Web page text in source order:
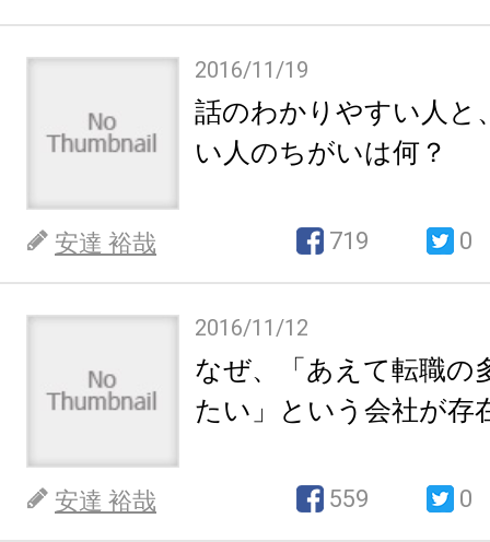
2016/11/19
話のわかりやすい人と
い人のちがいは何？
安達 裕哉 719 0
2016/11/12
なぜ、「あえて転職の
たい」という会社が存
安達 裕哉 559 0